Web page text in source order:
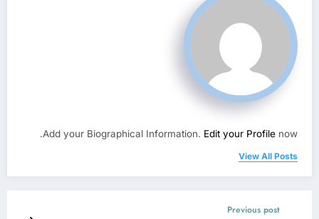
Add your Biographical Information. Edit your Profile now.
View All Posts
Previous post